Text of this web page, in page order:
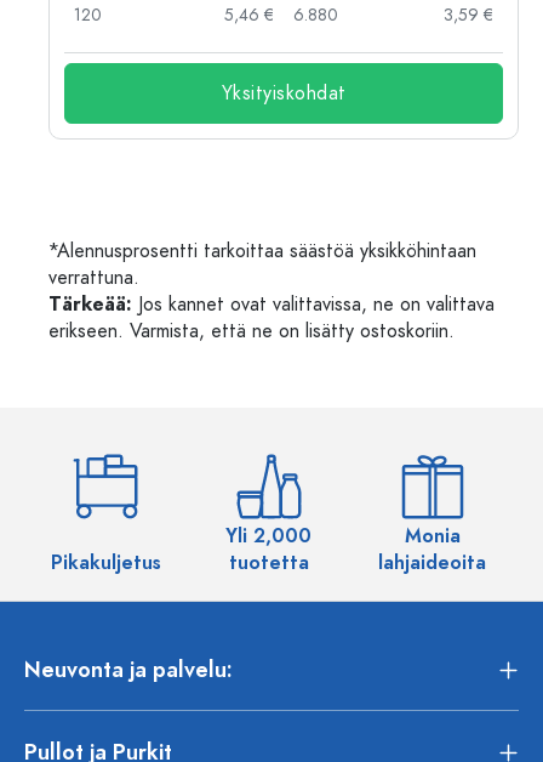
120
5,46 €
6.880
3,59 €
Yksityiskohdat
*Alennusprosentti tarkoittaa säästöä yksikköhintaan
verrattuna.
Tärkeää: Jos kannet ovat valittavissa, ne on valittava
erikseen. Varmista, että ne on lisätty ostoskoriin.
Pikakuljetus
Yli 2,000
tuotetta
Monia
lahjaideoita
Neuvonta ja palvelu:
Pullot ja Purkit